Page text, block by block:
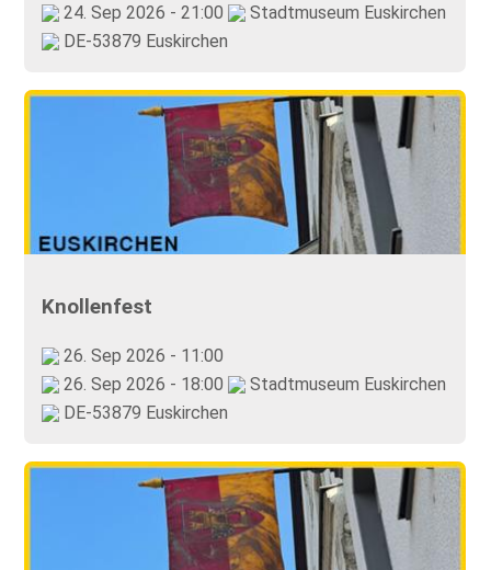
24. Sep 2026 - 21:00
Stadtmuseum Euskirchen
DE-53879 Euskirchen
Knollenfest
26. Sep 2026 - 11:00
26. Sep 2026 - 18:00
Stadtmuseum Euskirchen
DE-53879 Euskirchen